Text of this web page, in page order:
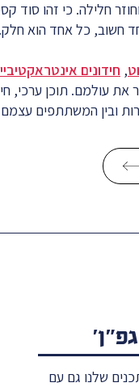
חלילה. כי זהו סוד
חשוב, כל אחד הוא חלק.
, חידונים
תוכן ערכי,
ובין המשתתפים
שלנו גם עם